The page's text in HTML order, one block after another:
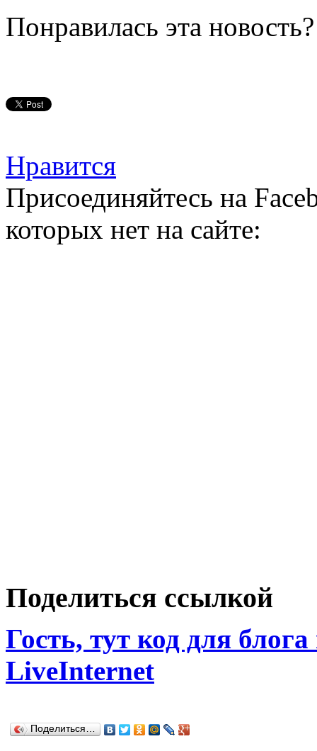
Понравилась эта
Нравится
Присоединяйтесь на
которых нет на сайте:
Поделиться ссылкой
Гость, тут код для
LiveInternet
Поделиться…